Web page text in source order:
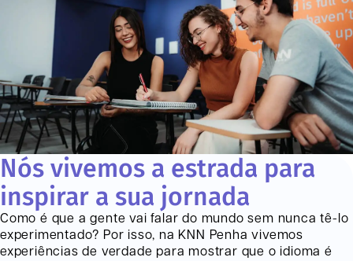
Nós vivemos a estrada para
inspirar a sua jornada
Como é que a gente vai falar do mundo sem nunca tê-lo
experimentado? Por isso, na KNN Penha vivemos
experiências de verdade para mostrar que o idioma é